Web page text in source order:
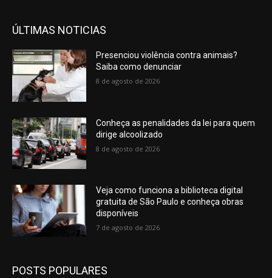
ÚLTIMAS NOTICIAS
Presenciou violência contra animais?
Saiba como denunciar
8 de agosto de 2026
Conheça as penalidades da lei para quem
dirige alcoolizado
8 de agosto de 2026
Veja como funciona a biblioteca digital
gratuita de São Paulo e conheça obras
disponíveis
7 de agosto de 2026
POSTS POPULARES